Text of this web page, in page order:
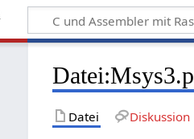
Datei:
Datei Diskussion